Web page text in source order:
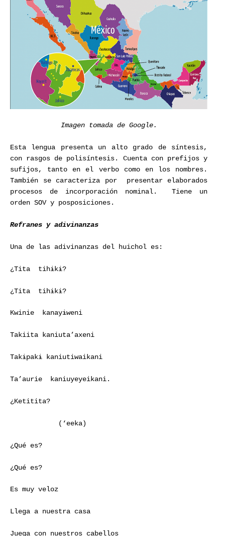
Imagen tomada de Google.
Esta lengua presenta un alto grado de síntesis,
con rasgos de polisíntesis. Cuenta con prefijos y
sufijos, tanto en el verbo como en los nombres.
También se caracteriza por presentar elaborados
procesos de incorporación nominal. Tiene un
orden SOV y posposiciones.
Refranes y adivinanzas
Una de las adivinanzas del huichol es:
¿Tita tihɨkɨ?
¿Tita tihɨkɨ?
Kwinie kanayɨweni
Takiita kaniuta’axeni
Takɨpakɨ kaniutiwaikani
Ta’aurie kaniuyeyeikani.
¿Ketitita?
(‘eeka)
¿Qué es?
¿Qué es?
Es muy veloz
Llega a nuestra casa
Juega con nuestros cabellos